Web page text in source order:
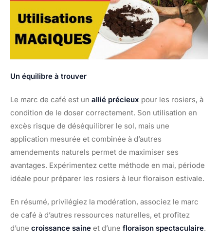
Un équilibre à trouver
Le marc de café est un allié précieux pour les rosiers, à
condition de le doser correctement. Son utilisation en
excès risque de déséquilibrer le sol, mais une
application mesurée et combinée à d’autres
amendements naturels permet de maximiser ses
avantages. Expérimentez cette méthode en mai, période
idéale pour préparer les rosiers à leur floraison estivale.
En résumé, privilégiez la modération, associez le marc
de café à d’autres ressources naturelles, et profitez
d’une croissance saine et d’une floraison spectaculaire.